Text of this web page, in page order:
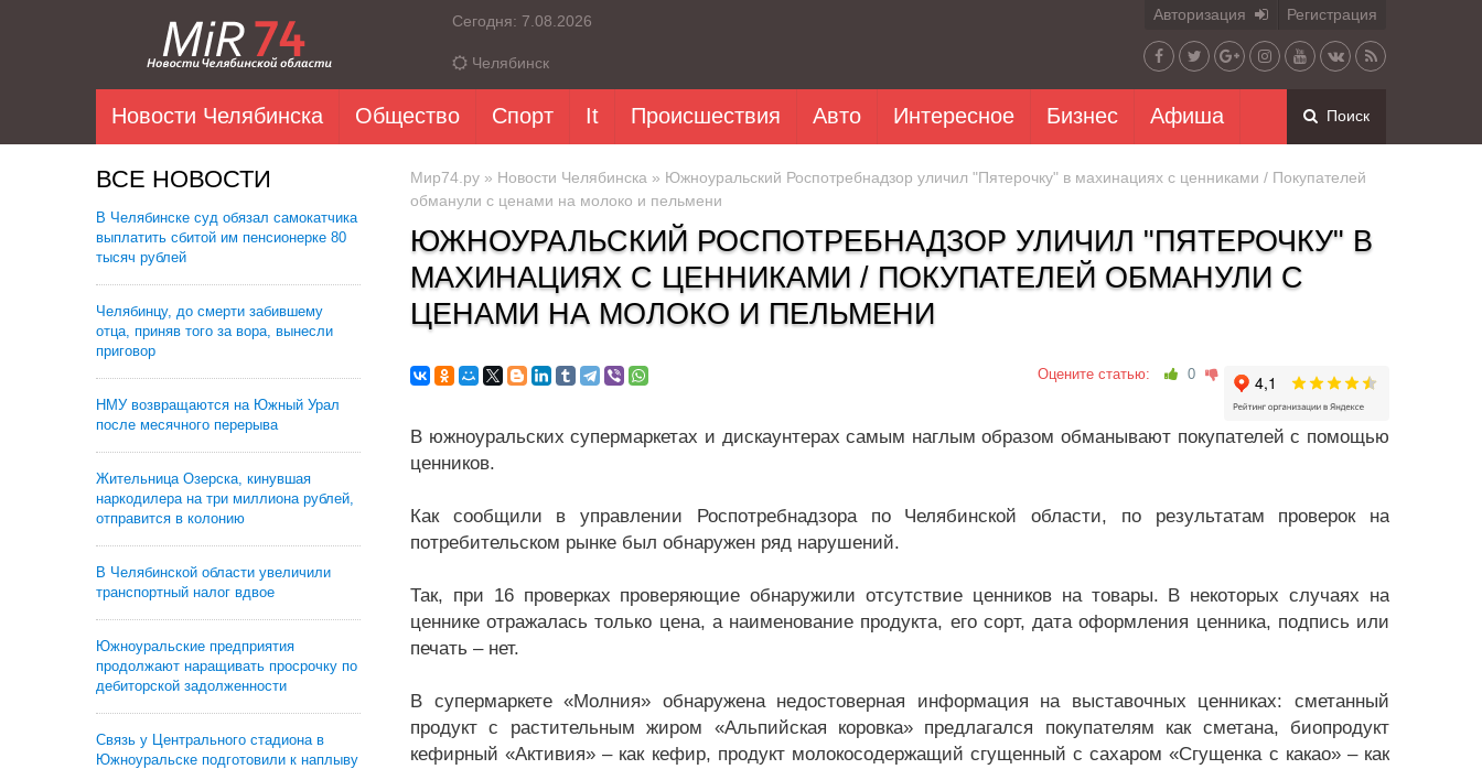
Сегодня: 7.08.2026
Челябинск
Авторизация Регистрация
Новости Челябинска Общество Спорт It Происшествия Авто Интересное Бизнес Афиша Поиск
ВСЕ НОВОСТИ
В Челябинске суд обязал самокатчика
выплатить сбитой им пенсионерке 80
тысяч рублей
Челябинцу, до смерти забившему
отца, приняв того за вора, вынесли
приговор
НМУ возвращаются на Южный Урал
после месячного перерыва
Жительница Озерска, кинувшая
наркодилера на три миллиона рублей,
отправится в колонию
В Челябинской области увеличили
транспортный налог вдвое
Южноуральские предприятия
продолжают наращивать просрочку по
дебиторской задолженности
Связь у Центрального стадиона в
Южноуральске подготовили к наплыву
Мир74.ру » Новости Челябинска » Южноуральский Роспотребнадзор уличил "Пятерочку" в махинациях с ценниками / Покупателей
обманули с ценами на молоко и пельмени
ЮЖНОУРАЛЬСКИЙ РОСПОТРЕБНАДЗОР УЛИЧИЛ "ПЯТЕРОЧКУ" В
МАХИНАЦИЯХ С ЦЕННИКАМИ / ПОКУПАТЕЛЕЙ ОБМАНУЛИ С
ЦЕНАМИ НА МОЛОКО И ПЕЛЬМЕНИ
Оцените статью: 0
В южноуральских супермаркетах и дискаунтерах самым наглым образом обманывают покупателей с помощью
ценников.
Как сообщили в управлении Роспотребнадзора по Челябинской области, по результатам проверок на
потребительском рынке был обнаружен ряд нарушений.
Так, при 16 проверках проверяющие обнаружили отсутствие ценников на товары. В некоторых случаях на
ценнике отражалась только цена, а наименование продукта, его сорт, дата оформления ценника, подпись или
печать – нет.
В супермаркете «Молния» обнаружена недостоверная информация на выставочных ценниках: сметанный
продукт с растительным жиром «Альпийская коровка» предлагался покупателям как сметана, биопродукт
кефирный «Активия» – как кефир, продукт молокосодержащий сгущенный с сахаром «Сгущенка с какао» – как